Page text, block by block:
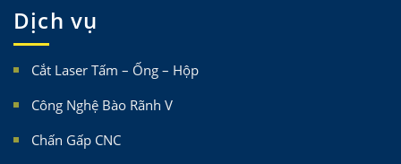
Dịch vụ
Cắt Laser Tấm – Ống – Hộp
Công Nghệ Bào Rãnh V
Chấn Gấp CNC